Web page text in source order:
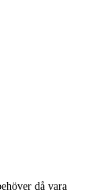
då vara